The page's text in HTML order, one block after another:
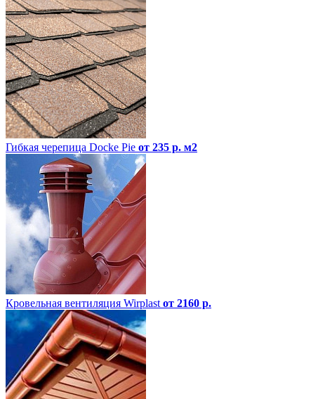
Гибкая черепица Docke Pie от 235 р. м2
Кровельная вентиляция Wirplast от 2160 р.